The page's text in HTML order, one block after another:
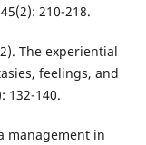
210-218.
The experiential
feelings, and
132-140.
management in